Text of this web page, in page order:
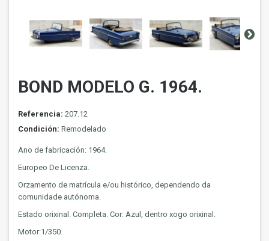
BOND MODELO G. 1964.
Referencia: 207.12
Condición: Remodelado
Ano de fabricación: 1964.
Europeo De Licenza.
Orzamento de matrícula e/ou histórico, dependendo da
comunidade autónoma.
Estado orixinal. Completa. Cor: Azul, dentro xogo orixinal.
Motor:1/350.